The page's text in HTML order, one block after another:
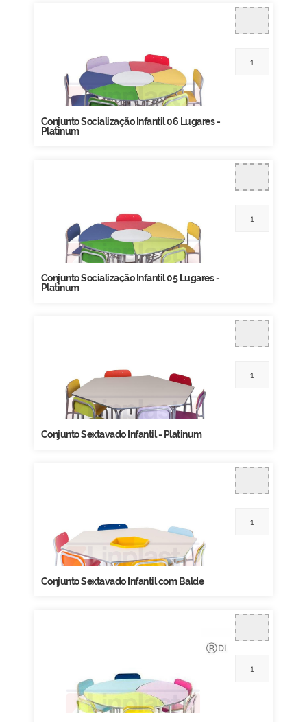
Conjunto Socialização Infantil 06 Lugares -
Platinum
Conjunto Socialização Infantil 05 Lugares -
Platinum
Conjunto Sextavado Infantil - Platinum
Conjunto Sextavado Infantil com Balde